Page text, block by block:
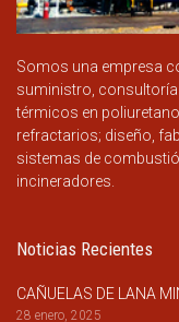
Somos una empresa
suministro,
térmicos en
refractarios; diseño,
sistemas de
incineradores.
Noticias Recientes
CAÑUELAS DE LANA
28 enero, 2025